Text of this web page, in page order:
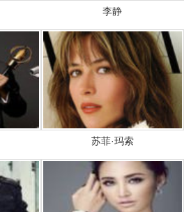
李静
苏菲·玛索